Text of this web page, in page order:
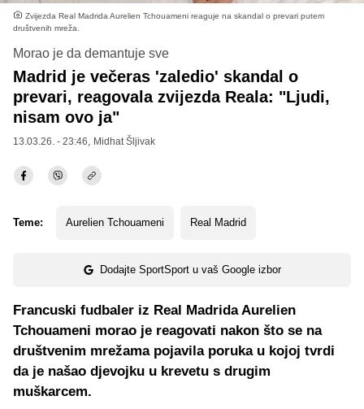
Zvijezda Real Madrida Aurelien Tchouameni reaguje na skandal o prevari putem
društvenih mreža.
Morao je da demantuje sve
Madrid je večeras 'zaledio' skandal o
prevari, reagovala zvijezda Reala: "Ljudi,
nisam ovo ja"
13.03.26. - 23:46, Midhat Šljivak
Teme: Aurelien Tchouameni Real Madrid
Dodajte SportSport u vaš Google izbor
Francuski fudbaler iz Real Madrida Aurelien
Tchouameni morao je reagovati nakon što se na
društvenim mrežama pojavila poruka u kojoj tvrdi
da je našao djevojku u krevetu s drugim
muškarcem.